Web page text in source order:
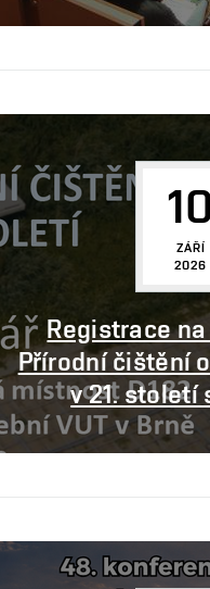
10
ZÁŘÍ
2026
Registrace
Přírodní čištění
v 21. století